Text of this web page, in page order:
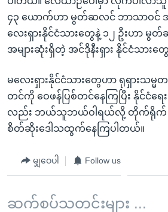
၄၃ ယောက်ဟာ မွတ်ဆလင် ဘာသာဝင် အ
လေးရှားနိုင်ငံသားတွေနဲ့ ၁၂ ဦးဟာ
အများဆုံးရှိတဲ့ အင်ဒိုနီးရှား နိုင်ငံသားတွ
မလေးရှားနိုင်ငံသားတွေဟာ ရုရှားသမ္မ
တင်ကို ဝေဖန်ပြစ်တင်နေကြပြီး နိုင်ငံရေ
လည်း ဘယ်သူဘယ်ဝါရယ်လို့ တိုက်ရိုက် စွ
စိတ်ဆိုးဒေါသထွက်နေကြပါတယ်။
မျှဝေပါ Follow us
ဆက်စပ်သတင်းများ ...